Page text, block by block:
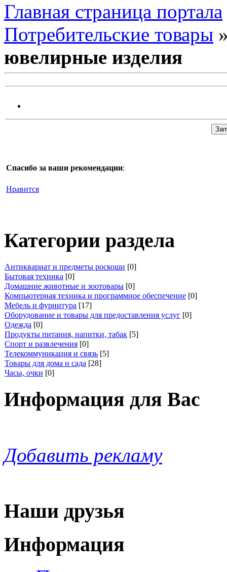
Главная страница портала
Потребительские товары
ювелирные изделия
Спасибо за ваши рекомендации:
Нравится
Категории раздела
Антиквариат и предметы роскоши [0]
Бытовая техника [0]
Домашние животные и зоотовары [0]
Компьютерная техника и программное обеспечение [0]
Мебель и фурнитура [17]
Оборудование и товары для предоставления услуг [0]
Одежда [0]
Продукты питания, напитки, табак [5]
Спорт и развлечения [0]
Телекоммуникация и связь [5]
Товары для дома и сада [28]
Часы, очки [0]
Информация для Вас
Добавить рекламу
Наши друзья
Информация